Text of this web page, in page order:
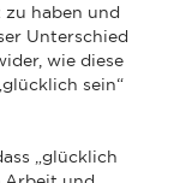
haben und
Unterschied
wie diese
sein“
„glücklich